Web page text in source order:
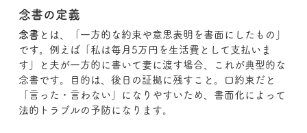
念書の定義
念書 とは、「一方的な約束や意思表明を書面にしたもの」
です。例えば「私は毎月5万円を生活費として支払いま
す」と夫が一方的に書いて妻に渡す場合、これが典型的な
念書です。目的は、後日の証拠に残すこと。口約束だと
「言った・言わない」になりやすいため、書面化によって
法的トラブルの予防になります。